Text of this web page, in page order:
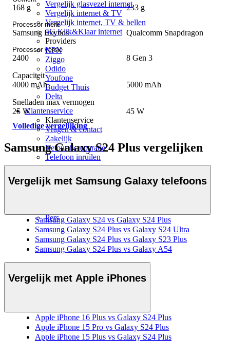
Vergelijk glasvezel internet
Vergelijk internet & TV
Vergelijk internet, TV & bellen
5G Klik&Klaar internet
Providers
KPN
Ziggo
Odido
Youfone
Budget Thuis
Delta
Klantenservice
Klantenservice
Vragen & contact
Zakelijk
Retour & reparatie
Telefoon inruilen
Over Mobiel.nl
Pers
168 g 233 g
Processor merk
Samsung Exynos Qualcomm Snapdragon
Processor versie
2400
8 Gen 3
Capaciteit
4000 mAh
5000 mAh
Snelladen max vermogen
25 W
45 W
Volledige vergelijking
Samsung Galaxy S24 Plus vergelijken
Vergelijk met Samsung Galaxy telefoons
Samsung Galaxy S24 vs Galaxy S24 Plus
Samsung Galaxy S24 Plus vs Galaxy S24 Ultra
Samsung Galaxy S24 Plus vs Galaxy S23 Plus
Samsung Galaxy S24 Plus vs Galaxy A54
Vergelijk met Apple iPhones
Apple iPhone 16 Plus vs Galaxy S24 Plus
Apple iPhone 15 Pro vs Galaxy S24 Plus
Apple iPhone 15 Plus vs Galaxy S24 Plus